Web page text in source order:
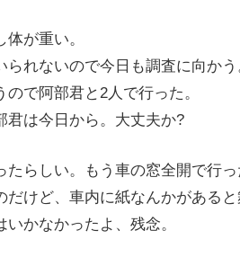
が重い。
れないので今日も調査に向かう
で阿部君と2人で行った。
君は今日から。大丈夫か?
らしい。もう車の窓全開で行っ
けど、車内に紙なんかがあると
かなかったよ、残念。